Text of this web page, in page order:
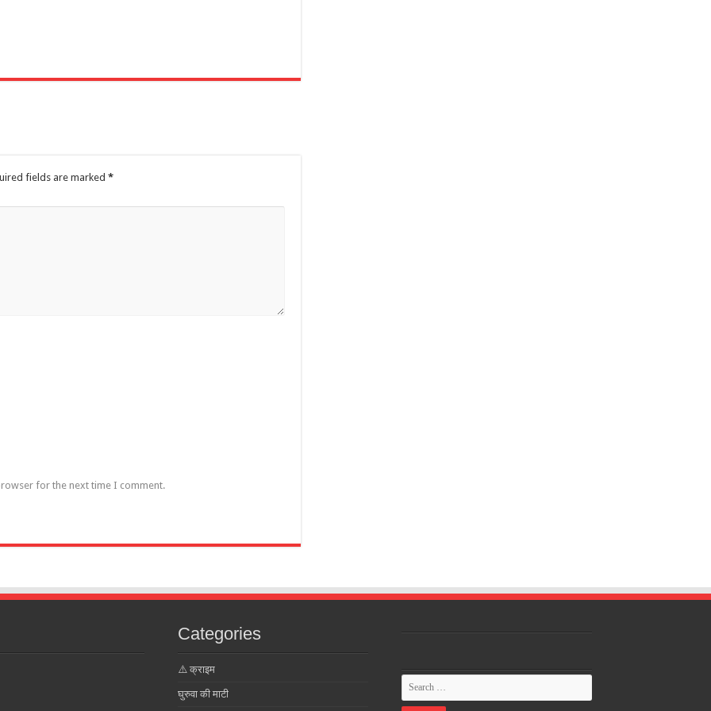
fields are marked *
for the next time I comment.
Categories
⚠️ क्राइम
घुरुवा की माटी